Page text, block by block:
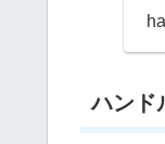
ハンド